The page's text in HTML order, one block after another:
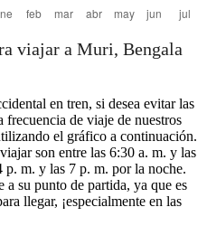
viajar a Muri, Bengala
en tren, si desea evitar las
de viaje de nuestros
el gráfico a continuación.
son entre las 6:30 a. m. y las
p. m. y las 7 p. m. por la noche.
a su punto de partida, ya que es
llegar, ¡especialmente en las